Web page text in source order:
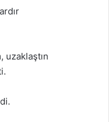
uzaklaştın